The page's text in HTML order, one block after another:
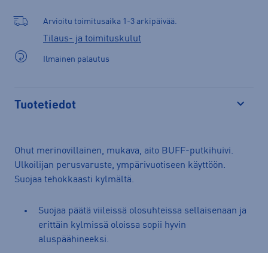
Arvioitu toimitusaika 1-3 arkipäivää.
Tilaus- ja toimituskulut
Ilmainen palautus
Tuotetiedot
Ohut merinovillainen, mukava, aito BUFF-putkihuivi.
Ulkoilijan perusvaruste, ympärivuotiseen käyttöön.
Suojaa tehokkaasti kylmältä.
Suojaa päätä viileissä olosuhteissa sellaisenaan ja
erittäin kylmissä oloissa sopii hyvin
aluspäähineeksi.